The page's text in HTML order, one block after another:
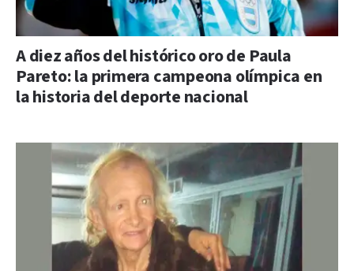
A diez años del histórico oro de Paula
Pareto: la primera campeona olímpica en
la historia del deporte nacional